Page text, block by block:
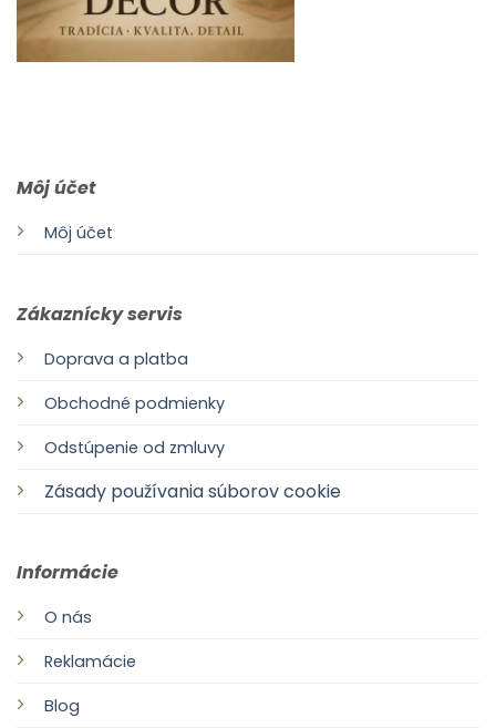
Môj účet
Môj účet
Zákaznícky servis
Doprava a platba
Obchodné podmienky
Odstúpenie od zmluvy
Zásady používania súborov cookie
Informácie
O nás
Reklamácie
Blog